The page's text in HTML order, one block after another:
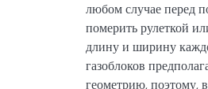
любом случае перед
померить рулеткой
длину и ширину
газоблоков
геометрию, поэтому,